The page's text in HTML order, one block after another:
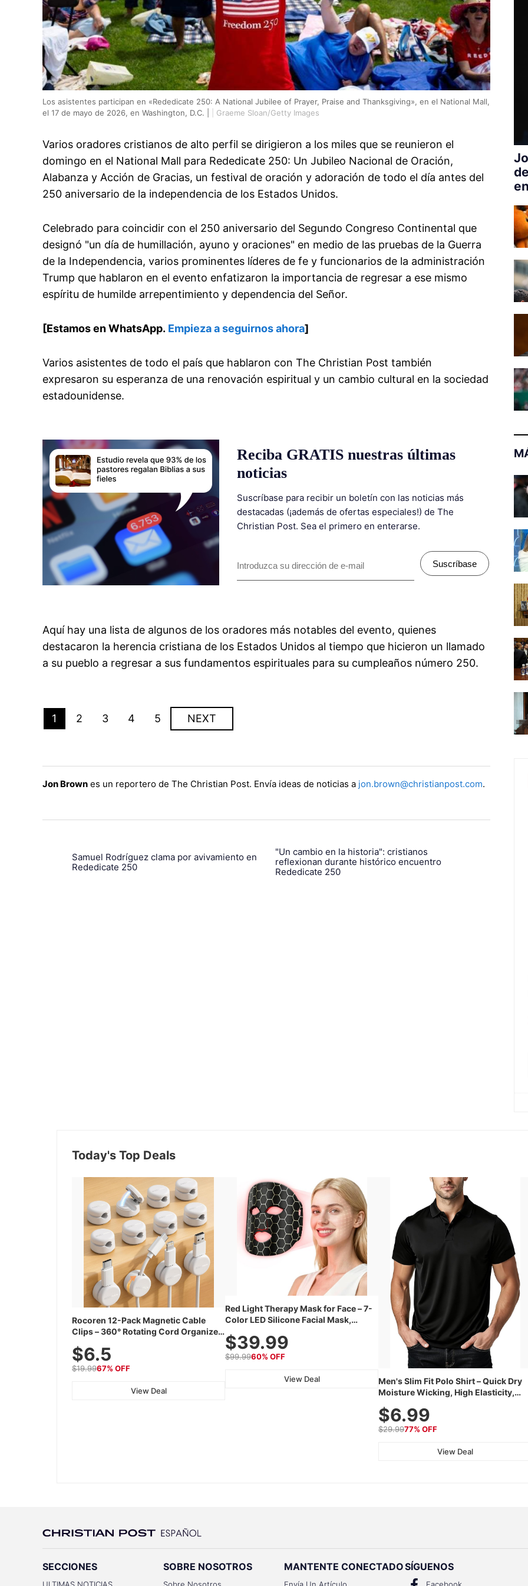
Los asistentes participan en «Rededicate 250: A National Jubilee of Prayer, Praise and Thanksgiving», en el National Mall,
el 17 de mayo de 2026, en Washington, D.C. |
Graeme Sloan/Getty Images
Varios oradores cristianos de alto perfil se dirigieron a los miles que se reunieron el
domingo en el National Mall para Rededicate 250: Un Jubileo Nacional de Oración,
Alabanza y Acción de Gracias, un festival de oración y adoración de todo el día antes del
250 aniversario de la independencia de los Estados Unidos.
Celebrado para coincidir con el 250 aniversario del Segundo Congreso Continental que
designó "un día de humillación, ayuno y oraciones" en medio de las pruebas de la Guerra
de la Independencia, varios prominentes líderes de fe y funcionarios de la administración
Trump que hablaron en el evento enfatizaron la importancia de regresar a ese mismo
espíritu de humilde arrepentimiento y dependencia del Señor.
[Estamos en WhatsApp. Empieza a seguirnos ahora]
Varios asistentes de todo el país que hablaron con The Christian Post también
expresaron su esperanza de una renovación espiritual y un cambio cultural en la sociedad
estadounidense.
Reciba GRATIS nuestras últimas
noticias
Suscríbase para recibir un boletín con las noticias más
destacadas (¡además de ofertas especiales!) de The
Christian Post. Sea el primero en enterarse.
Suscríbase
Aquí hay una lista de algunos de los oradores más notables del evento, quienes
destacaron la herencia cristiana de los Estados Unidos al tiempo que hicieron un llamado
a su pueblo a regresar a sus fundamentos espirituales para su cumpleaños número 250.
1 2 3 4 5 NEXT
Jon Brown es un reportero de The Christian Post. Envía ideas de noticias a jon.brown@christianpost.com.
Samuel Rodríguez clama por avivamiento en
Rededicate 250
"Un cambio en la historia": cristianos
reflexionan durante histórico encuentro
Rededicate 250
Today's Top Deals
Rocoren 12-Pack Magnetic Cable
Clips – 360° Rotating Cord Organizer
Holder for Desk, Nightstand, Wall, Car
& Office, White
$6.5
$19.9967% OFF
View Deal
Red Light Therapy Mask for Face – 7-
Color LED Silicone Facial Mask,
Device with 240 LEDs for Home &
Travel
$39.99
$99.9960% OFF
View Deal
Men's Slim Fit Polo Shirt – Quick Dry
Moisture Wicking, High Elasticity,
& Casual Wear (Runs Small, Size Up)
$6.99
$29.9977% OFF
View Deal
SECCIONES
ULTIMAS NOTICIAS
SOBRE NOSOTROS
Sobre Nosotros
MANTENTE CONECTADO
Envía Un Artículo
SÍGUENOS
Facebook